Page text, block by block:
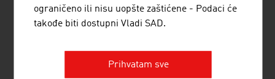
JENNER DAGMAR MAG.
JOŠ PREDUZEĆA
ograničeno ili nisu uopšte zaštićene - Podaci će
takođe biti dostupni Vladi SAD.
Prihvatam sve